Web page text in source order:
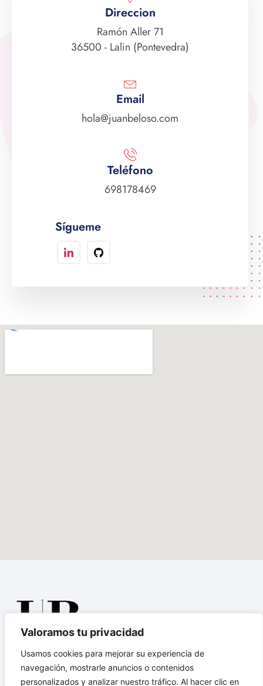
Valoramos tu privacidad
Usamos cookies para mejorar su experiencia de
navegación, mostrarle anuncios o contenidos
personalizados y analizar nuestro tráfico. Al hacer clic en
Direccion
Ramón Aller 71
36500 - Lalin (Pontevedra)
Email
hola@juanbeloso.com
Teléfono
698178469
Sígueme
Full Stack Web
Developer
Europea –
NextGenerationEU